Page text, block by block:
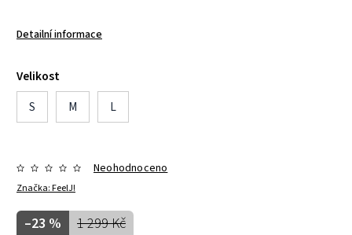
Detailní informace
Velikost
S
M L
Značka:FeelJ!
Neohodnoceno
1 299 Kč
–23 %